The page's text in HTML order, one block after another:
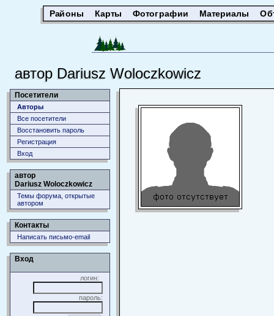
Районы Карты Фотографии Материалы
автор Dariusz Woloczkowicz
Посетители
Авторы
Все посетители
Восстановить пароль
Регистрация
Вход
автор
Dariusz Woloczkowicz
Темы форума, открытые
автором
Контакты
Написать письмо-email
Вход
логин:
пароль: